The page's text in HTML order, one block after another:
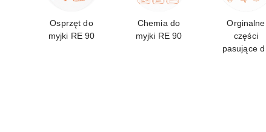
Osprzęt do
myjki RE 90
Chemia do
myjki RE 90
Orginalne
części
pasujące do